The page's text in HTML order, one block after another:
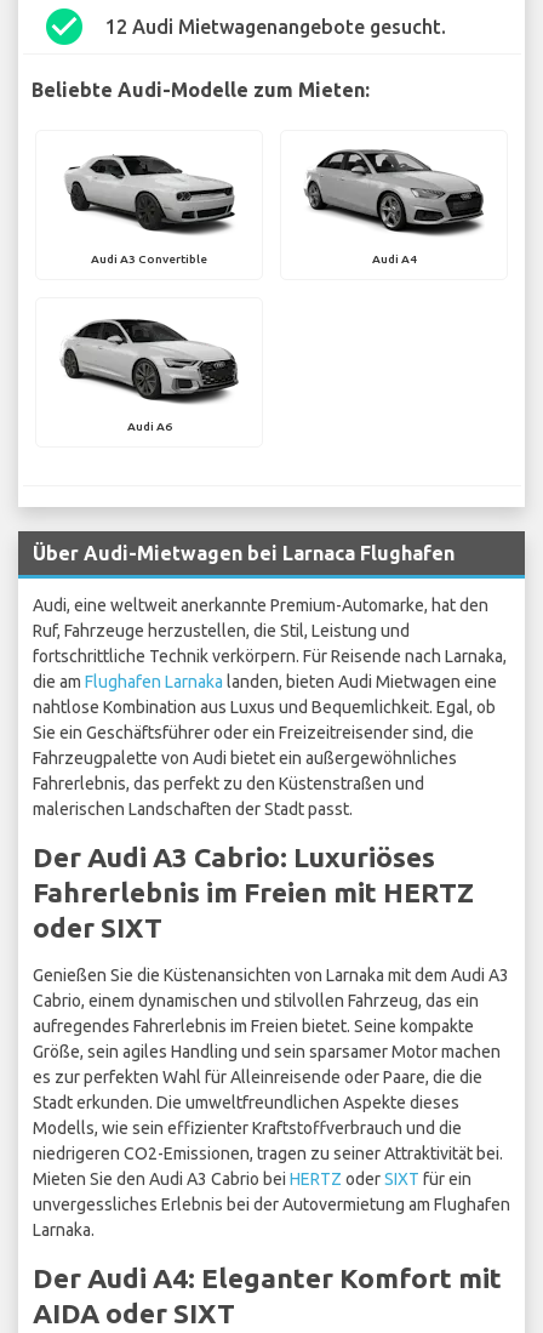
check_circle 12 Audi Mietwagenangebote gesucht.
Beliebte Audi-Modelle zum Mieten:
Audi A3 Convertible Audi A4
Audi A6
Über Audi-Mietwagen bei Larnaca Flughafen
Audi, eine weltweit anerkannte Premium-Automarke, hat den
Ruf, Fahrzeuge herzustellen, die Stil, Leistung und
fortschrittliche Technik verkörpern. Für Reisende nach Larnaka,
die am Flughafen Larnaka landen, bieten Audi Mietwagen eine
nahtlose Kombination aus Luxus und Bequemlichkeit. Egal, ob
Sie ein Geschäftsführer oder ein Freizeitreisender sind, die
Fahrzeugpalette von Audi bietet ein außergewöhnliches
Fahrerlebnis, das perfekt zu den Küstenstraßen und
malerischen Landschaften der Stadt passt.
Der Audi A3 Cabrio: Luxuriöses
Fahrerlebnis im Freien mit HERTZ
oder SIXT
Genießen Sie die Küstenansichten von Larnaka mit dem Audi A3
Cabrio, einem dynamischen und stilvollen Fahrzeug, das ein
aufregendes Fahrerlebnis im Freien bietet. Seine kompakte
Größe, sein agiles Handling und sein sparsamer Motor machen
es zur perfekten Wahl für Alleinreisende oder Paare, die die
Stadt erkunden. Die umweltfreundlichen Aspekte dieses
Modells, wie sein effizienter Kraftstoffverbrauch und die
niedrigeren CO2-Emissionen, tragen zu seiner Attraktivität bei.
Mieten Sie den Audi A3 Cabrio bei HERTZ oderSIXT für ein
unvergessliches Erlebnis bei der Autovermietung am Flughafen
Larnaka.
Der Audi A4: Eleganter Komfort mit
AIDA oder SIXT